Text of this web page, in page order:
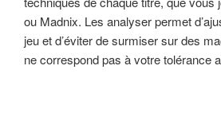
ou Madnix. Les analyser permet
jeu et d’éviter de surmiser sur des
ne correspond pas à votre tolérance